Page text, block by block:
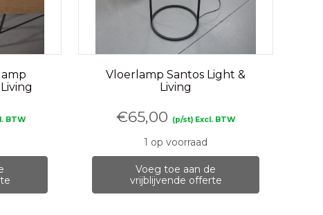
BTW
Vloerlamp Santos Light &
Living
€65,00 (p/st) Excl. BTW
1 op voorraad
Voeg toe aan de
vrijblijvende offerte